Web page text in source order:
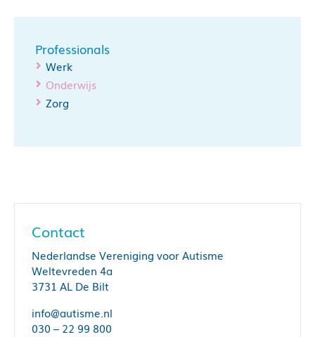
Professionals
Werk
Onderwijs
Zorg
Contact
Nederlandse Vereniging voor Autisme
Weltevreden 4a
3731 AL De Bilt
info@autisme.nl
030 – 22 99 800